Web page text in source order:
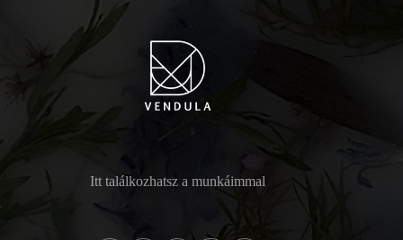
Itt találkozhatsz a munkáimmal